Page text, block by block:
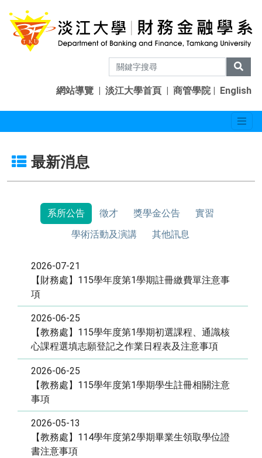
網站導覽 | 淡江大學首頁 | 商管學院| English
最新消息
系所公告 徵才 獎學金公告
實習
學術活動及演講
其他訊息
2026-07-21
【財務處】115學年度第1學期註冊繳費單注意事
項
2026-06-25
【教務處】115學年度第1學期初選課程、通識核
心課程選填志願登記之作業日程表及注意事項
2026-06-25
【教務處】115學年度第1學期學生註冊相關注意
事項
2026-05-13
【教務處】114學年度第2學期畢業生領取學位證
書注意事項